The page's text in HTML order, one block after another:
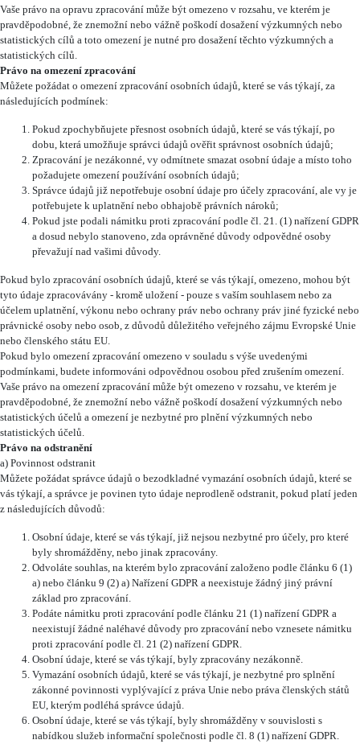
Vaše právo na opravu zpracování může být omezeno v rozsahu, ve kterém je
pravděpodobné, že znemožní nebo vážně poškodí dosažení výzkumných nebo
statistických cílů a toto omezení je nutné pro dosažení těchto výzkumných a
statistických cílů.
Právo na omezení zpracování
Můžete požádat o omezení zpracování osobních údajů, které se vás týkají, za
následujících podmínek:
Pokud zpochybňujete přesnost osobních údajů, které se vás týkají, po
dobu, která umožňuje správci údajů ověřit správnost osobních údajů;
Zpracování je nezákonné, vy odmítnete smazat osobní údaje a místo toho
požadujete omezení používání osobních údajů;
Správce údajů již nepotřebuje osobní údaje pro účely zpracování, ale vy je
potřebujete k uplatnění nebo obhajobě právních nároků;
Pokud jste podali námitku proti zpracování podle čl. 21. (1) nařízení GDPR
a dosud nebylo stanoveno, zda oprávněné důvody odpovědné osoby
převažují nad vašimi důvody.
Pokud bylo zpracování osobních údajů, které se vás týkají, omezeno, mohou být
tyto údaje zpracovávány - kromě uložení - pouze s vaším souhlasem nebo za
účelem uplatnění, výkonu nebo ochrany práv nebo ochrany práv jiné fyzické nebo
právnické osoby nebo osob, z důvodů důležitého veřejného zájmu Evropské Unie
nebo členského státu EU.
Pokud bylo omezení zpracování omezeno v souladu s výše uvedenými
podmínkami, budete informováni odpovědnou osobou před zrušením omezení.
Vaše právo na omezení zpracování může být omezeno v rozsahu, ve kterém je
pravděpodobné, že znemožní nebo vážně poškodí dosažení výzkumných nebo
statistických účelů a omezení je nezbytné pro plnění výzkumných nebo
statistických účelů.
Právo na odstranění
a) Povinnost odstranit
Můžete požádat správce údajů o bezodkladné vymazání osobních údajů, které se
vás týkají, a správce je povinen tyto údaje neprodleně odstranit, pokud platí jeden
z následujících důvodů:
Osobní údaje, které se vás týkají, již nejsou nezbytné pro účely, pro které
byly shromážděny, nebo jinak zpracovány.
Odvoláte souhlas, na kterém bylo zpracování založeno podle článku 6 (1)
a) nebo článku 9 (2) a) Nařízení GDPR a neexistuje žádný jiný právní
základ pro zpracování.
Podáte námitku proti zpracování podle článku 21 (1) nařízení GDPR a
neexistují žádné naléhavé důvody pro zpracování nebo vznesete námitku
proti zpracování podle čl. 21 (2) nařízení GDPR.
Osobní údaje, které se vás týkají, byly zpracovány nezákonně.
Vymazání osobních údajů, které se vás týkají, je nezbytné pro splnění
zákonné povinnosti vyplývající z práva Unie nebo práva členských států
EU, kterým podléhá správce údajů.
Osobní údaje, které se vás týkají, byly shromážděny v souvislosti s
nabídkou služeb informační společnosti podle čl. 8 (1) nařízení GDPR.